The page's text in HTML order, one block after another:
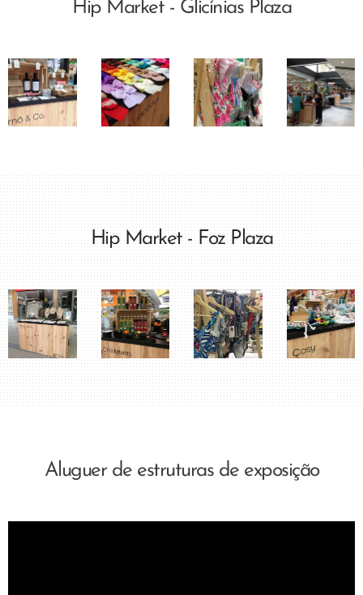
Hip Market - Glicínias Plaza
Hip Market - Foz Plaza
Aluguer de estruturas de exposição